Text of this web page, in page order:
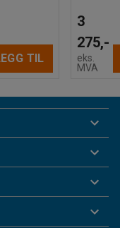
TIL
3
275,-
eks.
MVA